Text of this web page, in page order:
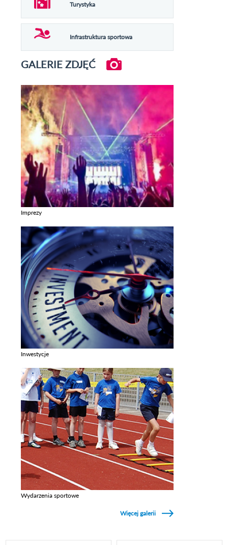
Turystyka
Infrastruktura sportowa
GALERIE ZDJĘĆ
Imprezy
Inwestycje
Wydarzenia sportowe
Więcej galerii